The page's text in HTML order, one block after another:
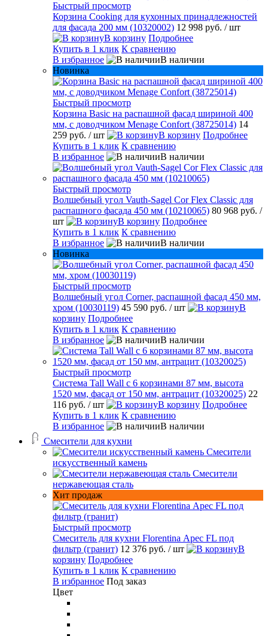
Быстрый просмотр
Корзина Cooking для кухонных принадлежностей
для фасада 200 мм (10320002) 12 998 руб. / шт
В корзину Подробнее
Купить в 1 клик К сравнению
В избранное
В наличии
Новинка
Быстрый просмотр
Корзина Basic на распашной фасад шириной 400
мм, с доводчиком Menage Confort (38725014) 14
259 руб. / шт В корзину Подробнее
Купить в 1 клик К сравнению
В избранное
В наличии
Быстрый просмотр
Волшебный угол Vauth-Sagel Cor Flex Classic для
распашного фасада 450 мм (10210065) 80 968 руб. /
шт
В корзину Подробнее
Купить в 1 клик К сравнению
В избранное
В наличии
Новинка
Быстрый просмотр
Волшебный угол Corner, распашной фасад 450 мм,
хром (10030119) 45 590 руб. / шт
В
корзину Подробнее
Купить в 1 клик К сравнению
В избранное
В наличии
Быстрый просмотр
Система Tall Wall с 6 корзинами 87 мм, высота
1520 мм, фасад от 150 мм, антрацит (10320025) 22
116 руб. / шт В корзину Подробнее
Купить в 1 клик К сравнению
В избранное
В наличии
Смесители для кухни
Смесители
искусственный камень
Смесители
нержавеющая сталь
Хит продаж
Быстрый просмотр
Смеситель для кухни Florentina Арес FL под
фильтр (гранит) 12 376 руб. / шт
В
корзину Подробнее
Купить в 1 клик К сравнению
В избранное Под заказ
Цвет